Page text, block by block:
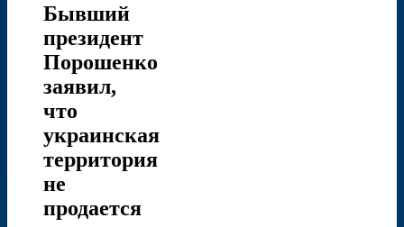
Бывший
президент
Порошенко
заявил,
что
украинская
территория
не
продается